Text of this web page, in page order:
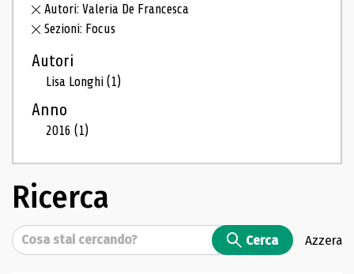
Autori: Valeria De Francesca
Sezioni: Focus
Autori
Lisa Longhi(1)
Anno
2016(1)
Ricerca
Cerca Cerca Azzera